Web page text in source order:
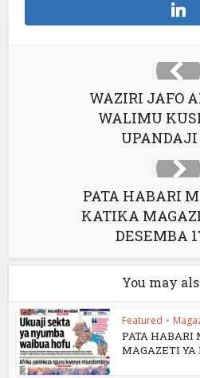
WAZIRI JAFO
WALIMU
PATA HABARI
KATIKA
DESEMBA
You may
Featured •
PATA HABARI
MAGAZETI YA